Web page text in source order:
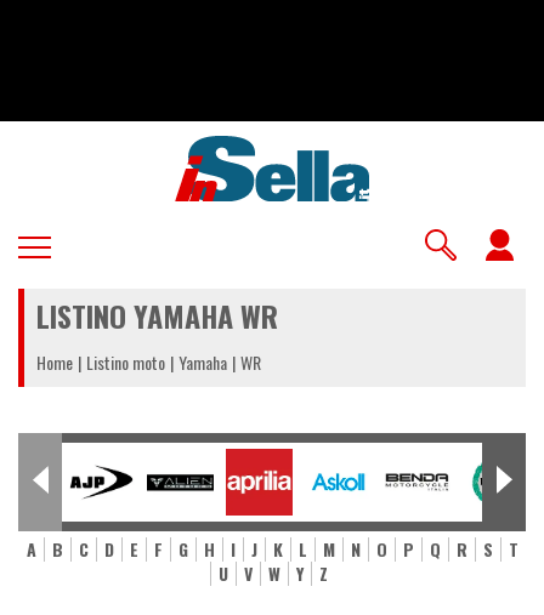
LISTINO YAMAHA WR
Home Listino moto Yamaha WR
A B C D E F G H I J K L M N O P Q R S
T
U
V W Y Z